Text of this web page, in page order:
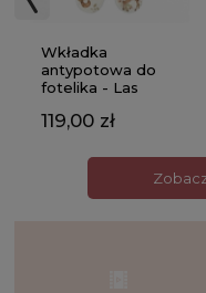
Wkładka
antypotowa do
fotelika - Las
119,00 zł